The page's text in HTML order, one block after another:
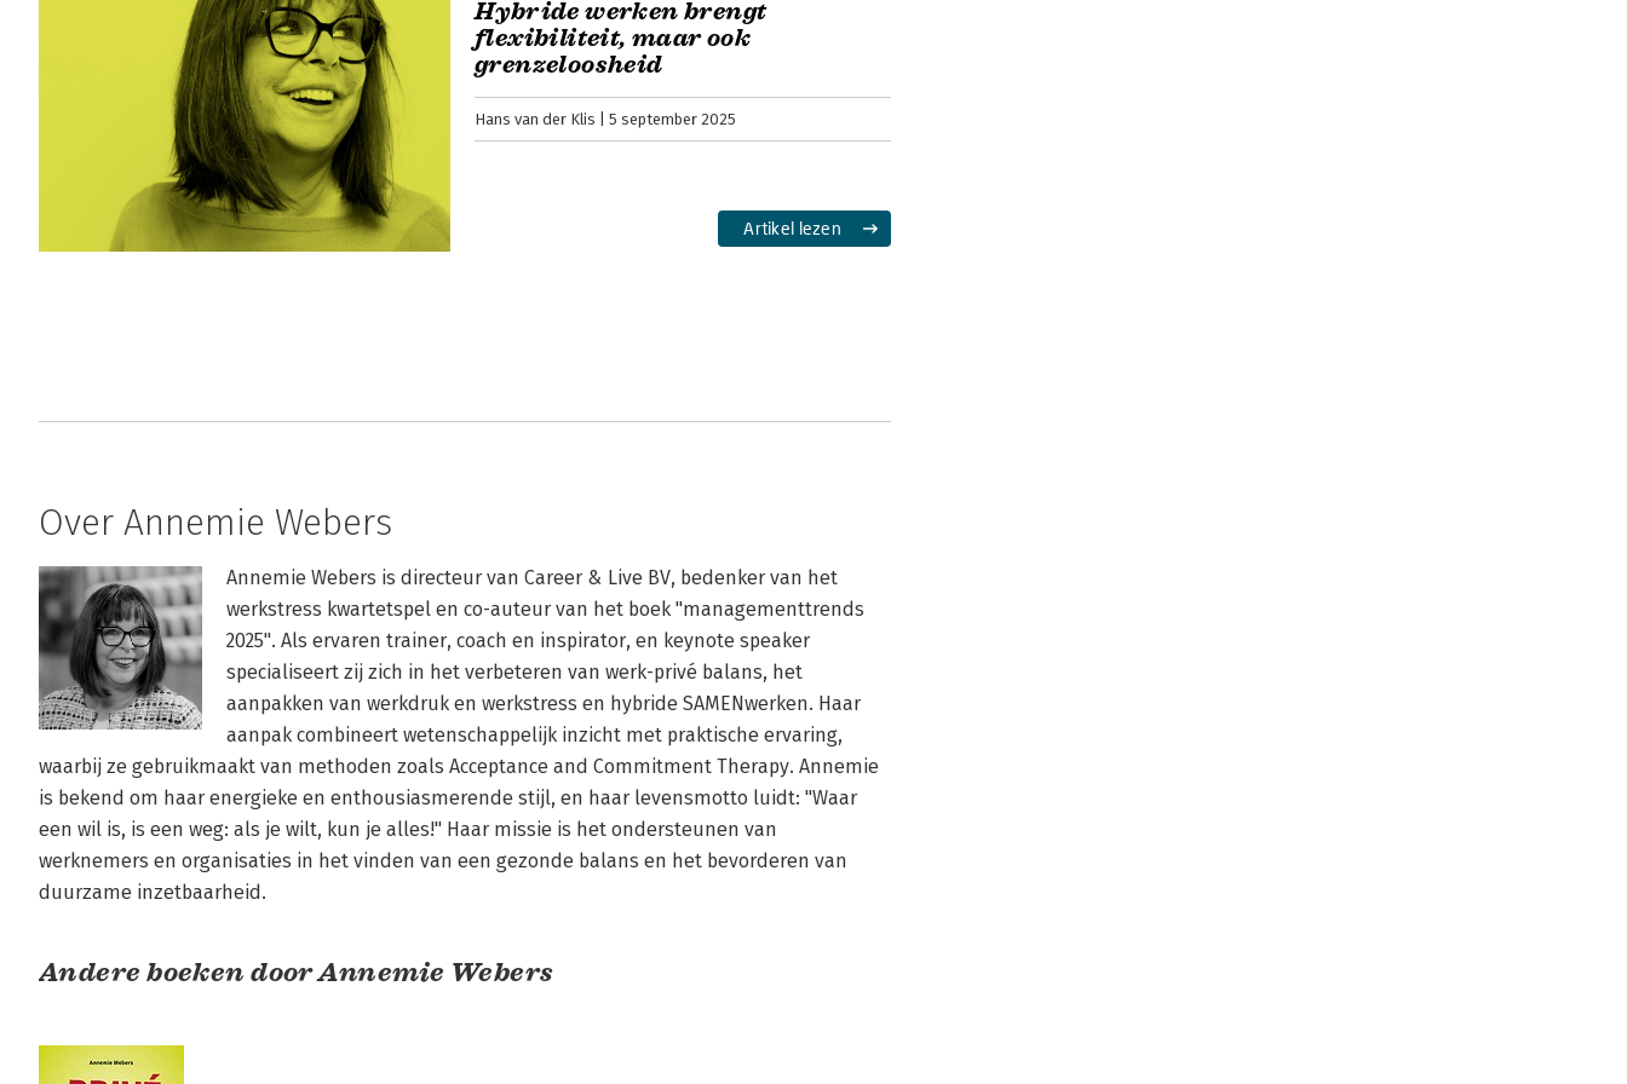
Hybride werken brengt
flexibiliteit, maar ook
grenzeloosheid
Hans van der Klis 5 september 2025
Artikel lezen
Over Annemie Webers
Annemie Webers is directeur van Career & Live BV, bedenker van het
werkstress kwartetspel en co-auteur van het boek "managementtrends
2025". Als ervaren trainer, coach en inspirator, en keynote speaker
specialiseert zij zich in het verbeteren van werk-privé balans, het
aanpakken van werkdruk en werkstress en hybride SAMENwerken. Haar
aanpak combineert wetenschappelijk inzicht met praktische ervaring,
waarbij ze gebruikmaakt van methoden zoals Acceptance and Commitment Therapy. Annemie
is bekend om haar energieke en enthousiasmerende stijl, en haar levensmotto luidt: "Waar
een wil is, is een weg: als je wilt, kun je alles!" Haar missie is het ondersteunen van
werknemers en organisaties in het vinden van een gezonde balans en het bevorderen van
duurzame inzetbaarheid.
Andere boeken door Annemie Webers